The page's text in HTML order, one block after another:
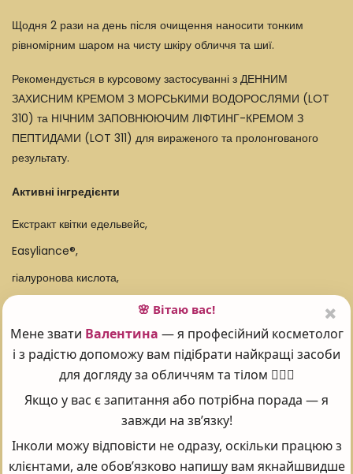
Щодня 2 рази на день після очищення наносити тонким
рівномірним шаром на чисту шкіру обличчя та шиї.
Рекомендується в курсовому застосуванні з ДЕННИМ
ЗАХИСНИМ КРЕМОМ З МОРСЬКИМИ ВОДОРОСЛЯМИ (LOT
310) та НІЧНИМ ЗАПОВНЮЮЧИМ ЛІФТИНГ-КРЕМОМ З
ПЕПТИДАМИ (LOT 311) для вираженого та пролонгованого
результату.
Активні інгредієнти
Екстракт квітки едельвейс,
Easyliance®,
гіалуронова кислота,
Controx VP C,
Vit-A-LikeTM,
AA2GTM,
Replexium®,
MatrixylTM 3000,
D-пантенол, а
🌸 Вітаю вас!
Мене звати Валентина — я професійний косметолог
і з радістю допоможу вам підібрати найкращі засоби
для догляду за обличчям та тілом 💆‍♀️✨
Якщо у вас є запитання або потрібна порада — я
завжди на зв’язку!
Інколи можу відповісти не одразу, оскільки працюю з
клієнтами, але обов’язково напишу вам якнайшвидше